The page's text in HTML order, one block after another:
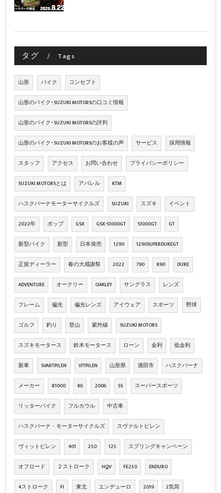
タグ Tags
山形 バイク コンセプト
山形のバイク･SUZUKI MOTORSの口コミ情報
山形のバイク･SUZUKI MOTORSの評判
山形のバイク･SUZUKI MOTORSのお客様の声 サービス 採用情報
スタッフ アクセス お問い合わせ プライバシーポリシー
SUZUKI MOTORSとは アパレル KTM
ハスクバーナモーターサイクルズ SUZUKI スズキ イベント
2022年 ポップ GSX GSX-S1000GT S1000GT GT
新型バイク 新型 日本発売 1290 1290SUPERDUKEGT
正規ディーラー 春の大感謝祭 2022 790 890 DUKE
ADVENTURE オークリー OAKLEY サングラス レンズ
フレーム 偏光 偏光レンズ アイウェア スポーツ 野球
ゴルフ 釣り 登山 紫外線 SUZUKI MOTORS
スズキモータース 鈴木モータース ローン 金利 低金利
新車 SVARTPILEN VITPILEN 山形県 酒田市 ハスクバーナ
メーカー R1000 K6 2006 SS スーパースポーツ
リッターバイク フルカウル 中古車
ハスクバーナ・モーターサイクルズ スヴァルトピレン
ヴィットピレン 401 250 125 スプリングキャンペーン
オフロード ２ストローク HQV FE250 ENDURO
4ストローク FI 東北 エンデューロ 2019 2気筒